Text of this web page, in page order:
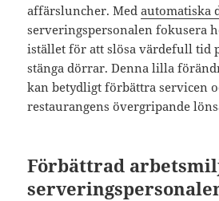
affärsluncher. Medautomatiska
serveringspersonalen fokusera
istället för att slösa värdefull tid
stänga dörrar. Denna lilla
kan betydligt förbättra servicen
restaurangens övergripande
Förbättrad